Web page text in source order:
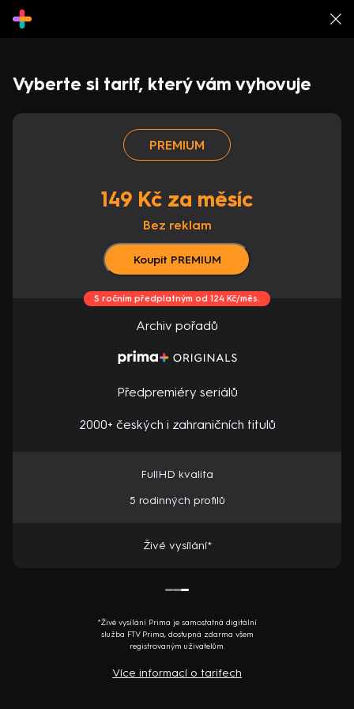
Vyberte si tarif, který vám vyhovuje
PREMIUM
149 Kč za měsíc
Bez reklam
Koupit PREMIUM
S ročním předplatným od 124 Kč/měs.
Archiv pořadů
Předpremiéry seriálů
2000+ českých i zahraničních titulů
FullHD kvalita
5 rodinných profilů
Živé vysílání*
*Živé vysílání Prima je samostatná digitální
služba FTV Prima, dostupná zdarma všem
registrovaným uživatelům.
Více informací o tarifech